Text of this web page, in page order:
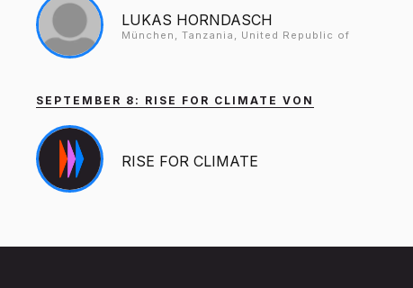
LUKAS HORNDASCH
München, Tanzania, United Republic of
SEPTEMBER 8: RISE FOR CLIMATE VON
RISE FOR CLIMATE